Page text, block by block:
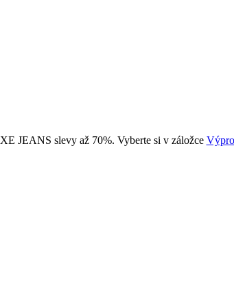
JEANS slevy až 70%. Vyberte si v záložce